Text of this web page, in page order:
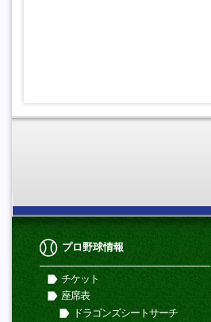
プロ野球情報
チケット
座席表
ドラゴンズシートサーチ